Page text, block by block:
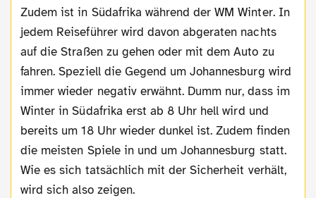
Zudem ist in Südafrika während der WM Winter. In
jedem Reiseführer wird davon abgeraten nachts
auf die Straßen zu gehen oder mit dem Auto zu
fahren. Speziell die Gegend um Johannesburg wird
immer wieder negativ erwähnt. Dumm nur, dass im
Winter in Südafrika erst ab 8 Uhr hell wird und
bereits um 18 Uhr wieder dunkel ist. Zudem finden
die meisten Spiele in und um Johannesburg statt.
Wie es sich tatsächlich mit der Sicherheit verhält,
wird sich also zeigen.